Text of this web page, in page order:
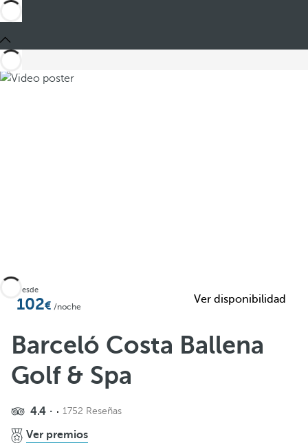
Compartir
Añadir a favoritos
Ver más fotos y vídeos
Desde
102 /noche
Ver disponibilidad
Barceló Costa Ballena
Golf & Spa
4.4 1752 Reseñas
Ver premios